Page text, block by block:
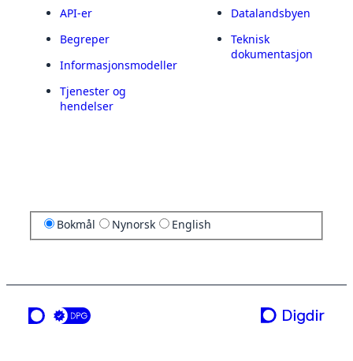
API-er
Begreper
Informasjonsmodeller
Tjenester og
hendelser
Datalandsbyen
Teknisk
dokumentasjon
Bokmål Nynorsk English